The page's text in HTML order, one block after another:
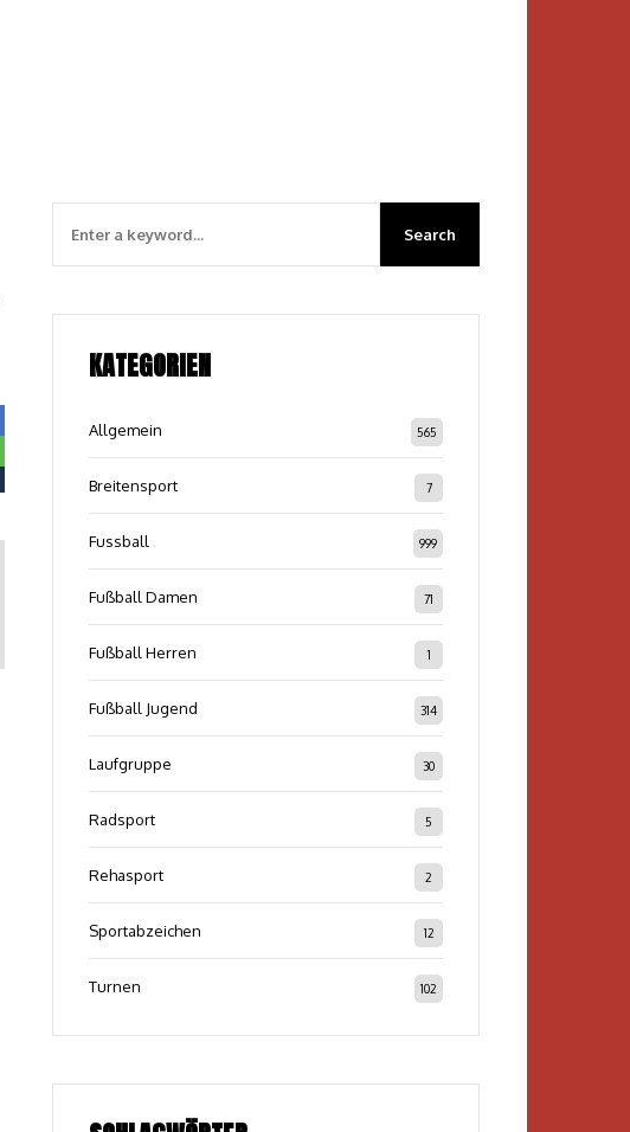
KATEGORIEN
Allgemein 565
Breitensport 7
Fussball 999
Fußball Damen 71
Fußball Herren 1
Fußball Jugend 314
Laufgruppe 30
Radsport 5
Rehasport 2
Sportabzeichen 12
Turnen 102